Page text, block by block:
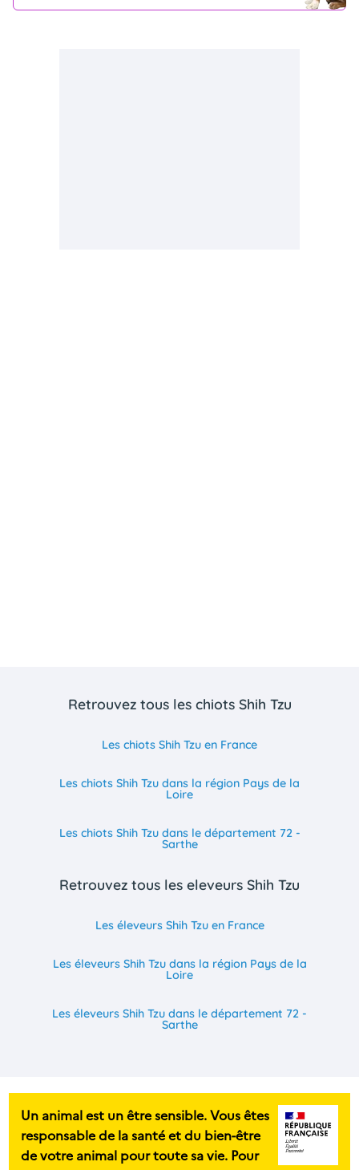
Retrouvez tous les chiots Shih Tzu
Les chiots Shih Tzu en France
Les chiots Shih Tzu dans la région Pays de la
Loire
Les chiots Shih Tzu dans le département 72 -
Sarthe
Retrouvez tous les eleveurs Shih Tzu
Les éleveurs Shih Tzu en France
Les éleveurs Shih Tzu dans la région Pays de la
Loire
Les éleveurs Shih Tzu dans le département 72 -
Sarthe
Un animal est un être sensible. Vous êtes
responsable de la santé et du bien-être
de votre animal pour toute sa vie. Pour